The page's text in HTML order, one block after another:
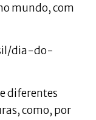
mundo, com
dia-do-
diferentes
como, por